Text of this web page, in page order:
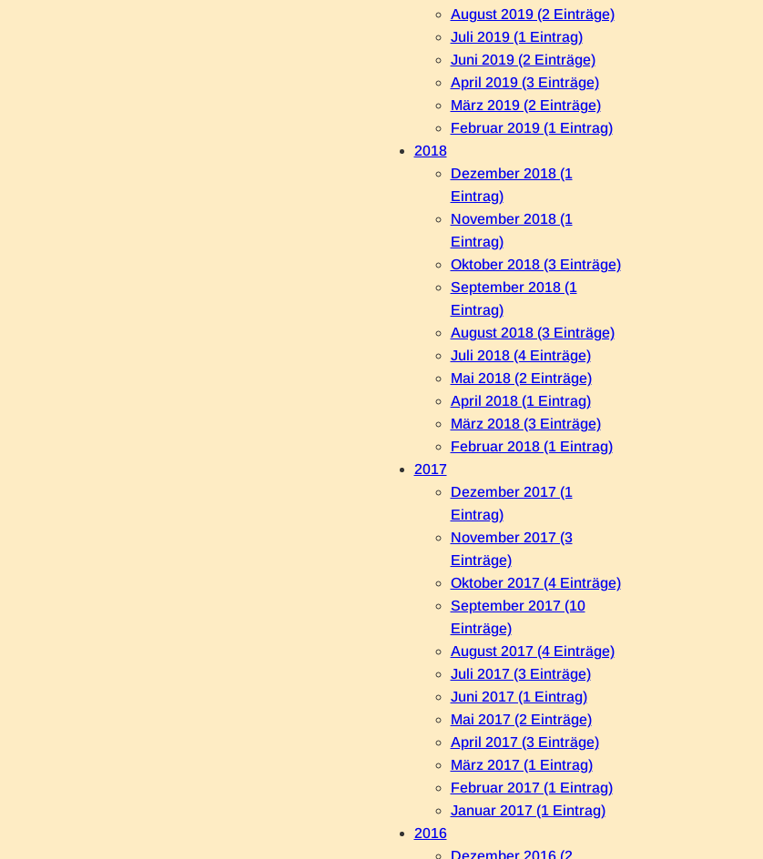
August 2019 (2 Einträge)
Juli 2019 (1 Eintrag)
Juni 2019 (2 Einträge)
April 2019 (3 Einträge)
März 2019 (2 Einträge)
Februar 2019 (1 Eintrag)
2018
Dezember 2018 (1
Eintrag)
November 2018 (1
Eintrag)
Oktober 2018 (3 Einträge)
September 2018 (1
Eintrag)
August 2018 (3 Einträge)
Juli 2018 (4 Einträge)
Mai 2018 (2 Einträge)
April 2018 (1 Eintrag)
März 2018 (3 Einträge)
Februar 2018 (1 Eintrag)
2017
Dezember 2017 (1
Eintrag)
November 2017 (3
Einträge)
Oktober 2017 (4 Einträge)
September 2017 (10
Einträge)
August 2017 (4 Einträge)
Juli 2017 (3 Einträge)
Juni 2017 (1 Eintrag)
Mai 2017 (2 Einträge)
April 2017 (3 Einträge)
März 2017 (1 Eintrag)
Februar 2017 (1 Eintrag)
Januar 2017 (1 Eintrag)
2016
Dezember 2016 (2